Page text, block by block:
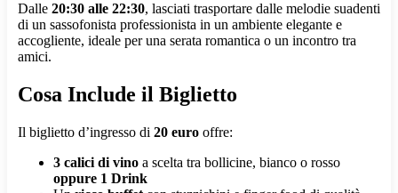
Dalle 20:30 alle 22:30, lasciati trasportare dalle melodie suadenti
di un sassofonista professionista in un ambiente elegante e
accogliente, ideale per una serata romantica o un incontro tra
amici.
Cosa Include il Biglietto
Il biglietto d’ingresso di 20 euro offre:
3 calici di vino a scelta tra bollicine, bianco o rosso
oppure 1 Drink